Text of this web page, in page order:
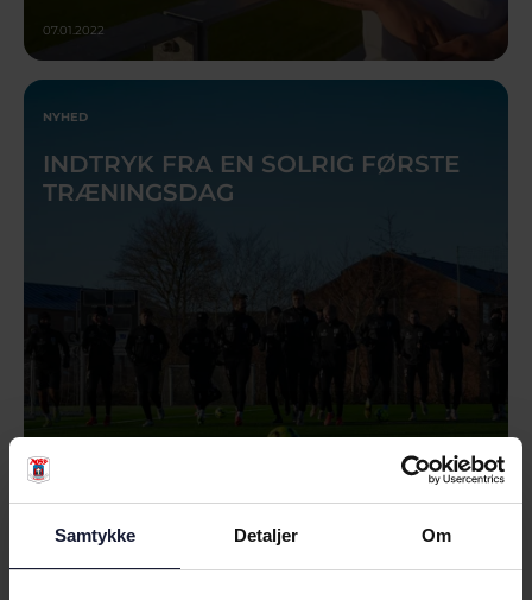
Samtykke Detaljer Om
07.01.2022
NYHED
INDTRYK FRA EN SOLRIG FØRSTE
TRÆNINGSDAG
06.01.2022